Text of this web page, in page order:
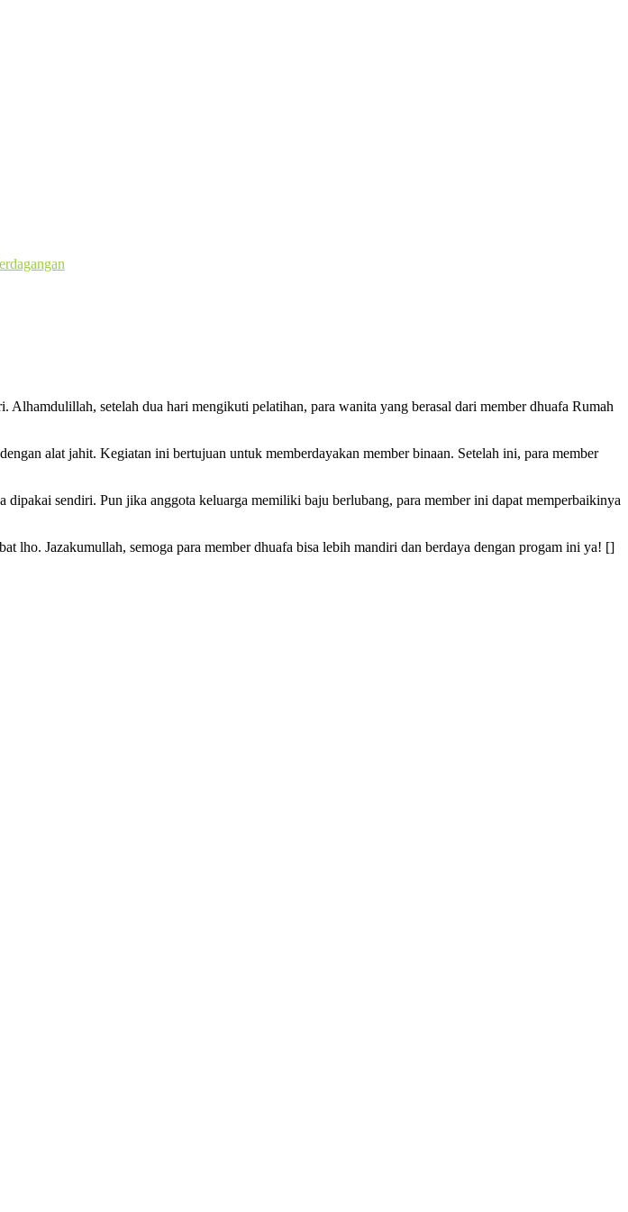
setelah dua hari mengikuti pelatihan, para wanita yang berasal dari member dhuafa Rumah
alat jahit. Kegiatan ini bertujuan untuk memberdayakan member binaan. Setelah ini, para member
sendiri. Pun jika anggota keluarga memiliki baju berlubang, para member ini dapat memperbaikinya
lho. Jazakumullah, semoga para member dhuafa bisa lebih mandiri dan berdaya dengan progam ini ya! []